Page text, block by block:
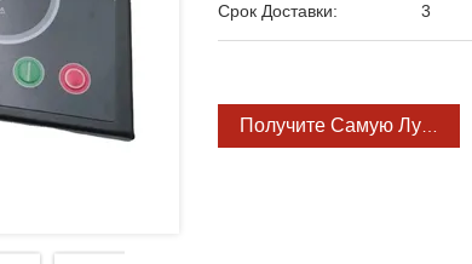
Срок Доставки: 3
Получите Самую